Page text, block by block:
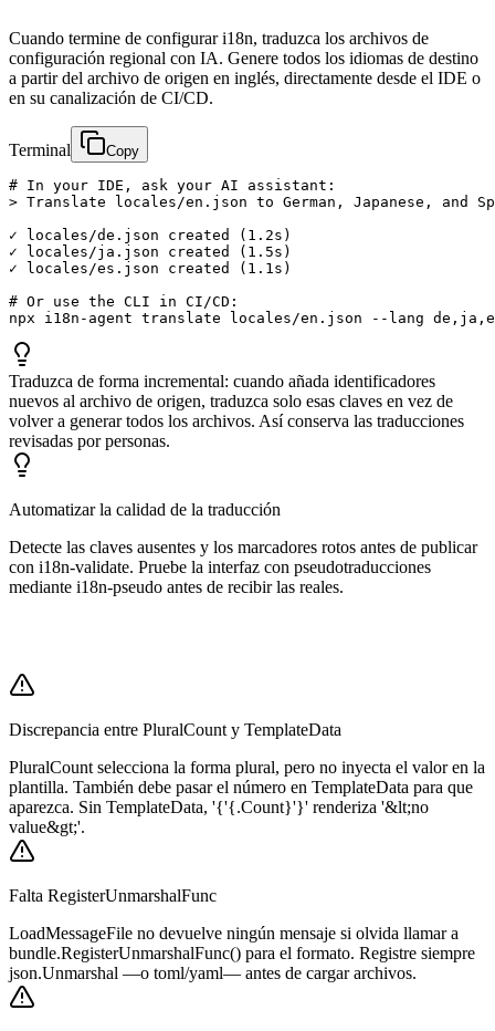
Cuando termine de configurar i18n, traduzca los archivos de
configuración regional con IA. Genere todos los idiomas de destino
a partir del archivo de origen en inglés, directamente desde el IDE o
en su canalización de CI/CD.
Terminal Copy
# In your IDE, ask your AI assistant:
> Translate locales/en.json to German, Japanese, and
✓ locales/de.json created (1.2s)
✓ locales/ja.json created (1.5s)
✓ locales/es.json created (1.1s)
# Or use the CLI in CI/CD:
npx i18n-agent translate locales/en.json --lang
Traduzca de forma incremental: cuando añada identificadores
nuevos al archivo de origen, traduzca solo esas claves en vez de
volver a generar todos los archivos. Así conserva las traducciones
revisadas por personas.
Automatizar la calidad de la traducción
Detecte las claves ausentes y los marcadores rotos antes de publicar
con i18n-validate. Pruebe la interfaz con pseudotraducciones
mediante i18n-pseudo antes de recibir las reales.
Discrepancia entre PluralCount y TemplateData
PluralCount selecciona la forma plural, pero no inyecta el valor en la
plantilla. También debe pasar el número en TemplateData para que
aparezca. Sin TemplateData, '{'{.Count}'}' renderiza '&lt;no
value&gt;'.
Falta RegisterUnmarshalFunc
LoadMessageFile no devuelve ningún mensaje si olvida llamar a
bundle.RegisterUnmarshalFunc() para el formato. Registre siempre
json.Unmarshal —o toml/yaml— antes de cargar archivos.